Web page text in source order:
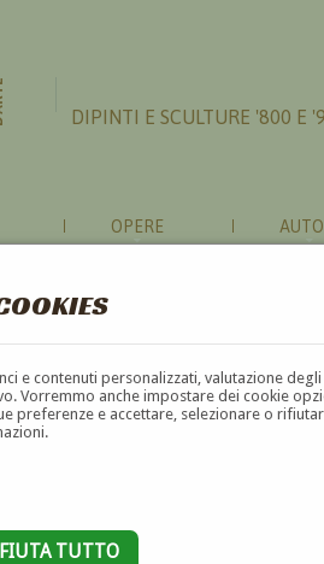
e contenuti personalizzati, valutazione
Vorremmo anche impostare dei cookie
preferenze e accettare, selezionare o
TUTTO
DIPINTI E SCULTURE '800 E
OPERE